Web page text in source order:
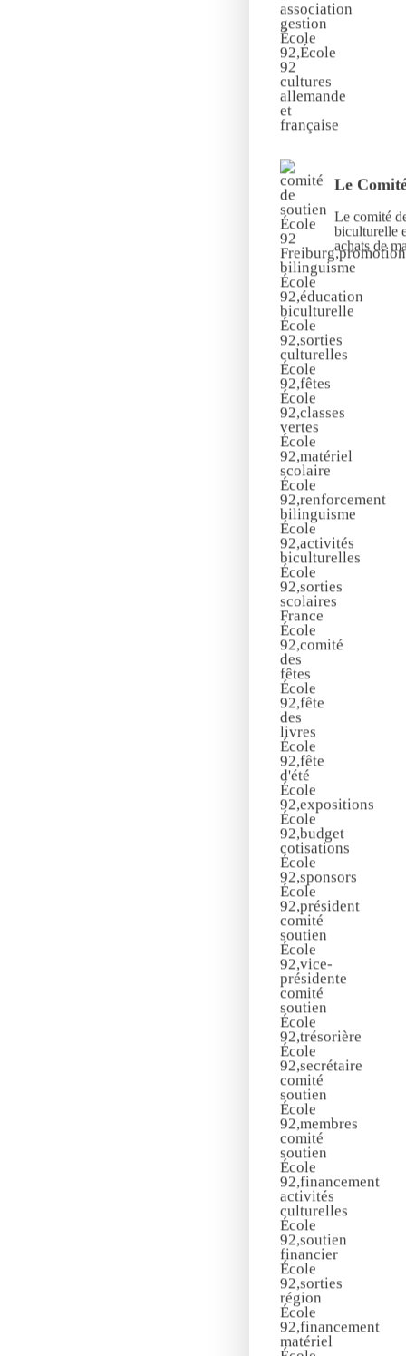
Le
Le comité
biculturelle
achats de